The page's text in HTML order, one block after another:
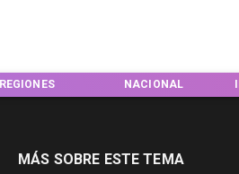
REGIONES NACIONAL
MÁS SOBRE ESTE TEMA